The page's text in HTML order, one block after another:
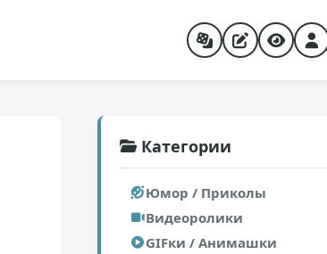
Категории
Юмор / Приколы
Видеоролики
GIFки / Анимашки